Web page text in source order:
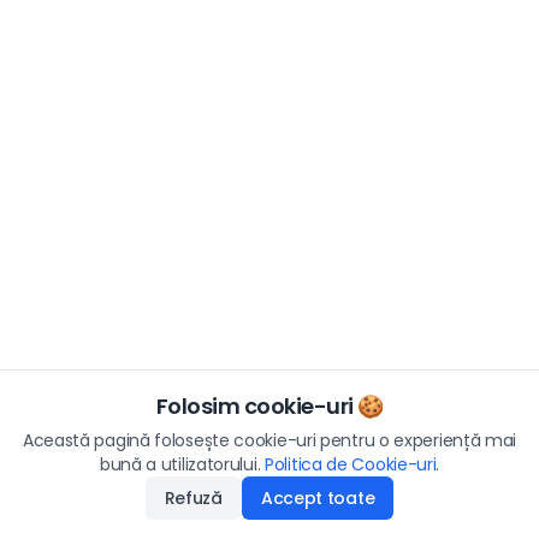
Folosim cookie-uri 🍪
Această pagină folosește cookie-uri pentru o experiență mai
bună a utilizatorului. Politica de Cookie-uri.
Refuză
Accept toate